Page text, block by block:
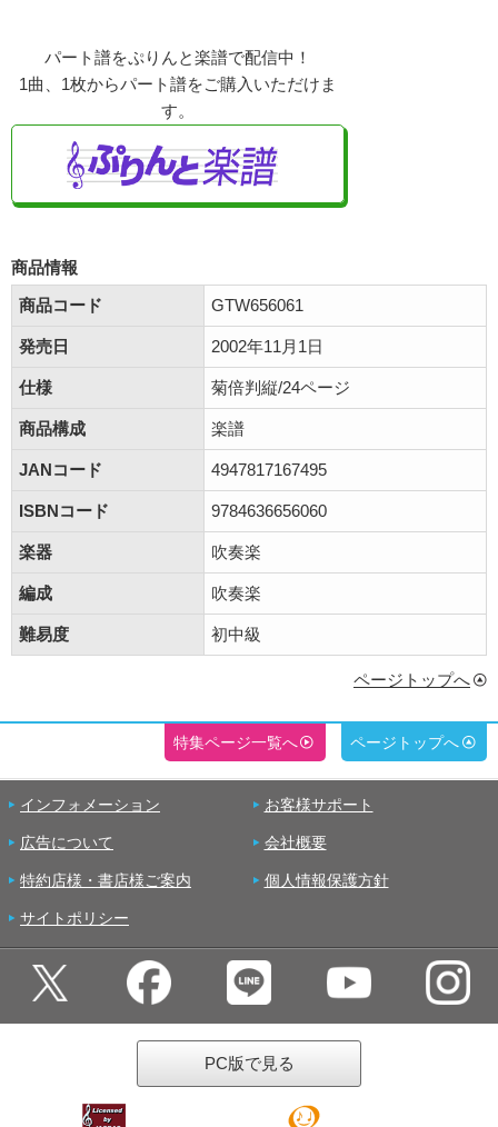
パート譜をぷりんと楽譜で配信中！
1曲、1枚からパート譜をご購入いただけま
す。
商品情報
商品コード
GTW656061
発売日 2002年11月1日
仕様 菊倍判縦/24ページ
商品構成 楽譜
JANコード 4947817167495
ISBNコード 9784636656060
楽器 吹奏楽
編成 吹奏楽
難易度 初中級
ページトップへ
特集ページ一覧へ ページトップへ
インフォメーション お客様サポート
広告について 会社概要
特約店様・書店様ご案内 個人情報保護方針
サイトポリシー
PC版で見る